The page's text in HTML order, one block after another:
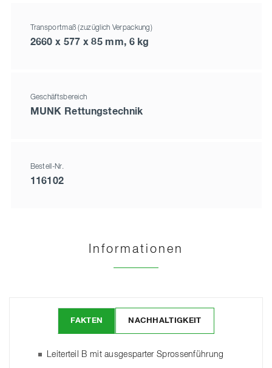
Transportmaß (zuzüglich Verpackung)
2660 x 577 x 85 mm, 6 kg
Geschäftsbereich
MUNK Rettungstechnik
Bestell-Nr.
116102
Informationen
FAKTEN NACHHALTIGKEIT
Leiterteil B mit ausgesparter Sprossenführung